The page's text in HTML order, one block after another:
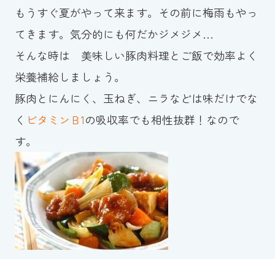
もうすぐ夏がやって来ます。その前に梅雨もやっ
てきます。気分的にも何だかジメジメ…
そんな時は 美味しい豚肉料理とご飯で効率よく
栄養補給しましょう。
豚肉とにんにく、玉ねぎ、ニラなどは味だけでな
く ビタミンＢ1の吸収率でも相性抜群！なので
す。